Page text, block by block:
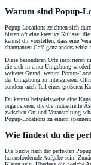
Warum sind Popup-
Popup-Locations zeichnen sich
bieten oft eine kreative Kulisse,
kannst dir vorstellen, dass eine
charmanten Café ganz anders
Diese besonderen Orte inspirieren
die sich in einer Umgebung
weiterer Grund, warum Popup-
der Umgebung zu interagieren.
sondern auch Teil eines größeren
Du kannst beispielsweise eine
organisieren, die die industrielle
zwischen Ort und Veranstaltung
Popup-Locations zu einem
Wie findest du die
Die Suche nach der perfekten
herausfordernde Aufgabe sein.